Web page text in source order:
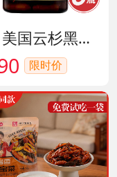
美国云杉黑金前列腺素胶囊 货号136211
限时价